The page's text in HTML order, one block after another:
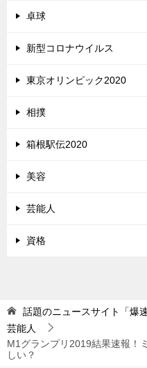
卓球
新型コロナウイルス
東京オリンピック2020
相撲
箱根駅伝2020
美容
芸能人
資格
話題のニュースサイト「爆
芸能人
M1グランプリ2019結果速報！
しい？